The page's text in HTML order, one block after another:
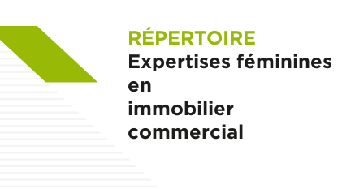
RÉPERTOIRE
Expertises féminines
en
immobilier
commercial